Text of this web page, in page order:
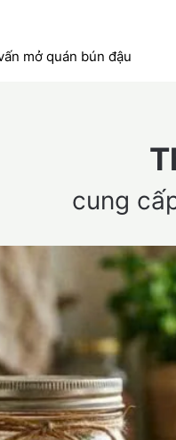
mở quán bún đậu
cung